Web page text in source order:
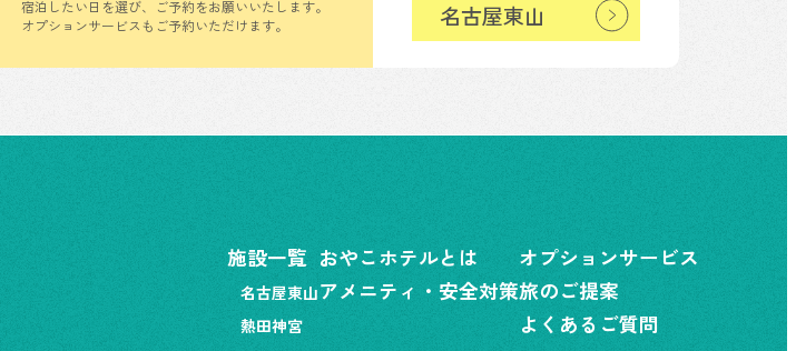
宿泊したい日を選び、ご予約をお願いいたします。
オプションサービスもご予約いただけます。
名古屋東山
施設一覧
名古屋東山
熱田神宮
おやこホテルとは
アメニティ・安全対策
オプションサービス
旅のご提案
よくあるご質問